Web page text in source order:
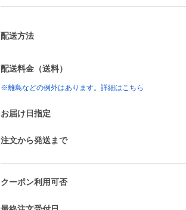
配送方法
配送料金（送料）
※離島などの例外はあります。詳細はこちら
お届け日指定
注文から発送まで
クーポン利用可否